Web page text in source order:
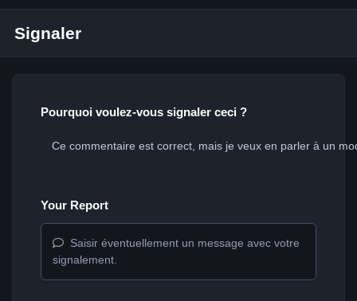
Signaler
Pourquoi voulez-vous signaler ceci ?
Your Report
Saisir éventuellement un message avec votre
signalement.